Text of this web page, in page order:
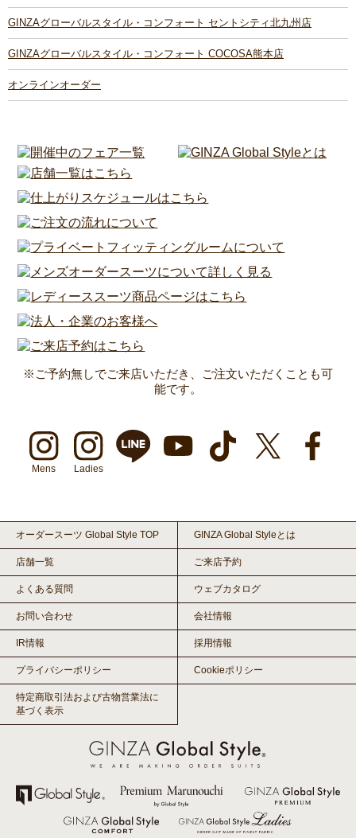
GINZAグローバルスタイル・コンフォート セントシティ北九州店
GINZAグローバルスタイル・コンフォート COCOSA熊本店
オンラインオーダー
※ご予約無しでご来店いただき、ご注文いただくことも可
能です。
Mens Ladies
オーダースーツ Global Style TOP GINZA Global Styleとは
店舗一覧 ご来店予約
よくある質問 ウェブカタログ
お問い合わせ 会社情報
IR情報 採用情報
プライバシーポリシー Cookieポリシー
特定商取引法および古物営業法に
基づく表示